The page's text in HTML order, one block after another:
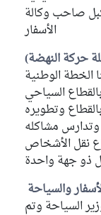
صاحب وكالة
الأسفار
حركة النهضة)
الخطة الوطنية
السياحي
وتطويره
وتدارس مشاكله
نقل الأشخاص
ذو جهة واحدة
والسياحة
السياحة وتم